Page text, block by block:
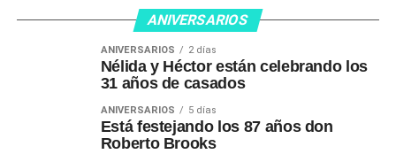
ANIVERSARIOS
ANIVERSARIOS 2 días
Nélida y Héctor están celebrando los
31 años de casados
ANIVERSARIOS 5 días
Está festejando los 87 años don
Roberto Brooks